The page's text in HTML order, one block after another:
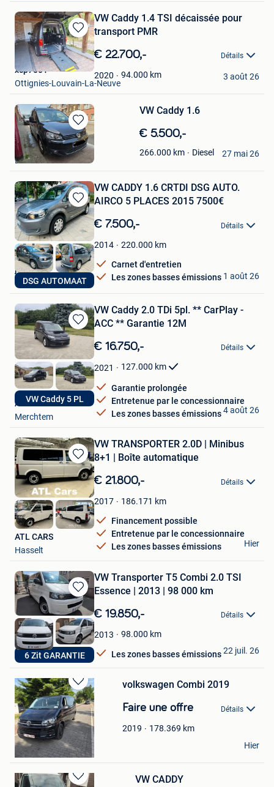
Sauvegarder
dans
Mes
Favoris
VW Caddy 1.4 TSI décaissée pour
transport PMR
€ 22.700,- Détails
2020 94.000 km
xcp7001
Ottignies-Louvain-La-Neuve
3 août 26
Sauvegarder
dans
Mes
Favoris
VW Caddy 1.6
€ 5.500,-
266.000 km Diesel
Voiture
Lodelinsart
27 mai 26
Sauvegarder
dans
Mes
Favoris
DSG AUTOMAAT
VW CADDY 1.6 CRTDI DSG AUTO.
AIRCO 5 PLACES 2015 7500€
€ 7.500,- Détails
2014 220.000 km
Carnet d'entretien
Les zones basses émissions
jams
Grimbergen
1 août 26
Sauvegarder
dans
Favoris
VW Caddy 5 PL
VW Caddy 2.0 TDi 5pl. ** CarPlay -
ACC ** Garantie 12M
€ 16.750,- Détails
2021 127.000 km
Garantie prolongée
Entretenue par le concessionnaire
Les zones basses émissions
ABM Cars
Merchtem
4 août 26
Sauvegarder
dans
Mes
Favoris
VW TRANSPORTER 2.0D | Minibus
8+1 | Boîte automatique
€ 21.800,- Détails
2017 186.171 km
Financement possible
Entretenue par le concessionnaire
Les zones basses émissions
ATL CARS
Hasselt
Hier
Sauvegarder
dans
Mes
Favoris
6 Zit GARANTIE
VW Transporter T5 Combi 2.0 TSI
Essence | 2013 | 98 000 km
€ 19.850,- Détails
2013 98.000 km
Les zones basses émissions
sb cars
Kortemark
22 juil. 26
Sauvegarder
dans
Mes
Favoris
volkswagen Combi 2019
Faire une offre Détails
2019 178.369 km
Said El Moussaoui
Leuven
Hier
VW CADDY